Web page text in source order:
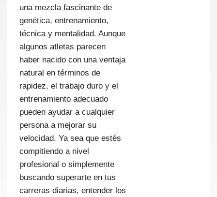
una mezcla fascinante de
genética, entrenamiento,
técnica y mentalidad. Aunque
algunos atletas parecen
haber nacido con una ventaja
natural en términos de
rapidez, el trabajo duro y el
entrenamiento adecuado
pueden ayudar a cualquier
persona a mejorar su
velocidad. Ya sea que estés
compitiendo a nivel
profesional o simplemente
buscando superarte en tus
carreras diarias, entender los